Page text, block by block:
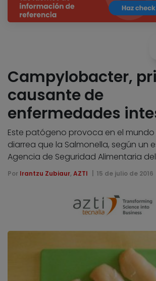
Campylobacter,
causante de
enfermedades
Este patógeno provoca en el
diarrea que la Salmonella, según un
Agencia de Seguridad Alimentaria
Por Irantzu Zubiaur, AZTI 15 de julio de 2016